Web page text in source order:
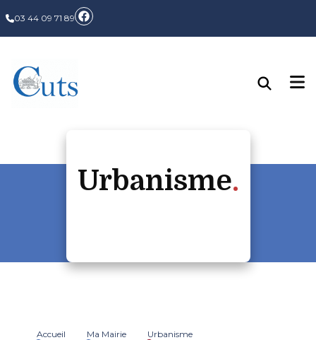
03 44 09 71 89
Urbanisme
Accueil Ma Mairie Urbanisme